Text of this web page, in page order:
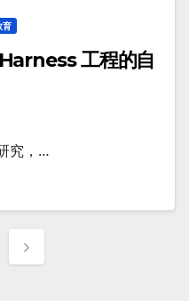
育
工程的自
究，…